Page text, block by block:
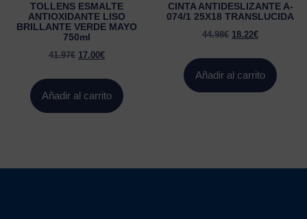
TOLLENS ESMALTE
ANTIOXIDANTE LISO
BRILLANTE VERDE MAYO
750ml
41.97€ 17.00€
Añadir al carrito
CINTA ANTIDESLIZANTE A-
074/1 25X18 TRANSLUCIDA
44.98€ 18.22€
Añadir al carrito